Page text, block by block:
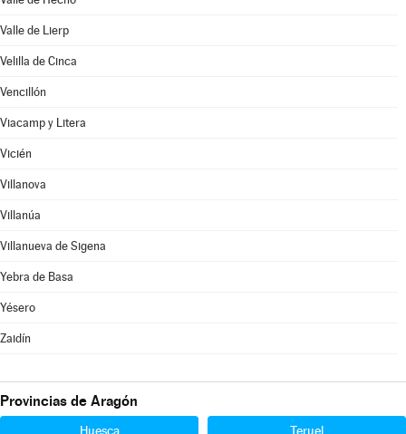
Valle de Lierp
Velilla de Cinca
Vencillón
Viacamp y Litera
Vicién
Villanova
Villanúa
Villanueva de Sigena
Yebra de Basa
Yésero
Zaidín
Provincias de Aragón
Huesca Teruel